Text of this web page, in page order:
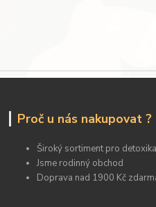
Proč u nás nakupovat ?
Široký sortiment pro
Jsme rodinný obchod
Doprava nad 1900 Kč